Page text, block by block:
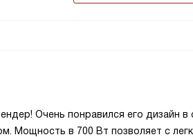
Очень понравился его дизайн в
Мощность в 700 Вт позволяет с